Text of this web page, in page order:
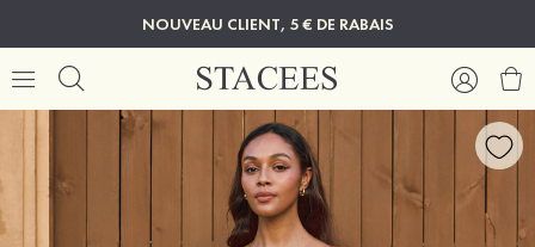
NOUVEAU CLIENT, 5 € DE RABAIS